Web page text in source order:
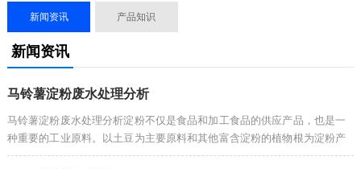
新闻资讯 产品知识
新闻资讯
马铃薯淀粉废水处理分析
马铃薯淀粉废水处理分析淀粉不仅是食品和加工食品的供应产品，也是一
种重要的工业原料。以土豆为主要原料和其他富含淀粉的植物根为淀粉产
品生产原料，其废水富含蛋白质。纤维素和无机盐，废水酸性，有机负荷